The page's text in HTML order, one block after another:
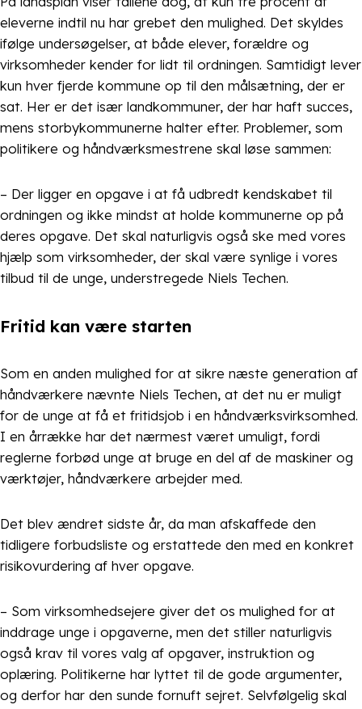
eleverne indtil nu har grebet den mulighed. Det skyldes
ifølge undersøgelser, at både elever, forældre og
virksomheder kender for lidt til ordningen. Samtidigt lever
kun hver fjerde kommune op til den målsætning, der er
sat. Her er det især landkommuner, der har haft succes,
mens storbykommunerne halter efter. Problemer, som
politikere og håndværksmestrene skal løse sammen:
– Der ligger en opgave i at få udbredt kendskabet til
ordningen og ikke mindst at holde kommunerne op på
deres opgave. Det skal naturligvis også ske med vores
hjælp som virksomheder, der skal være synlige i vores
tilbud til de unge, understregede Niels Techen.
Fritid kan være starten
Som en anden mulighed for at sikre næste generation af
håndværkere nævnte Niels Techen, at det nu er muligt
for de unge at få et fritidsjob i en håndværksvirksomhed.
I en årrække har det nærmest været umuligt, fordi
reglerne forbød unge at bruge en del af de maskiner og
værktøjer, håndværkere arbejder med.
Det blev ændret sidste år, da man afskaffede den
tidligere forbudsliste og erstattede den med en konkret
risikovurdering af hver opgave.
– Som virksomhedsejere giver det os mulighed for at
inddrage unge i opgaverne, men det stiller naturligvis
også krav til vores valg af opgaver, instruktion og
oplæring. Politikerne har lyttet til de gode argumenter,
og derfor har den sunde fornuft sejret. Selvfølgelig skal